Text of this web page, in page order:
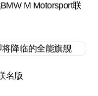
M Motorsport联
名版